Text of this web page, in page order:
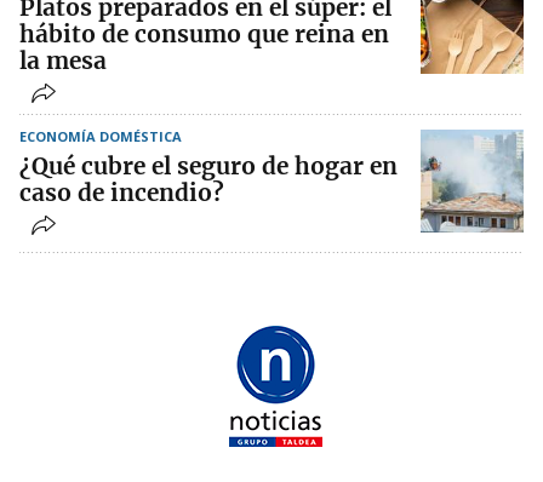
Platos preparados en el súper: el
hábito de consumo que reina en
la mesa
ECONOMÍA DOMÉSTICA
¿Qué cubre el seguro de hogar en
caso de incendio?